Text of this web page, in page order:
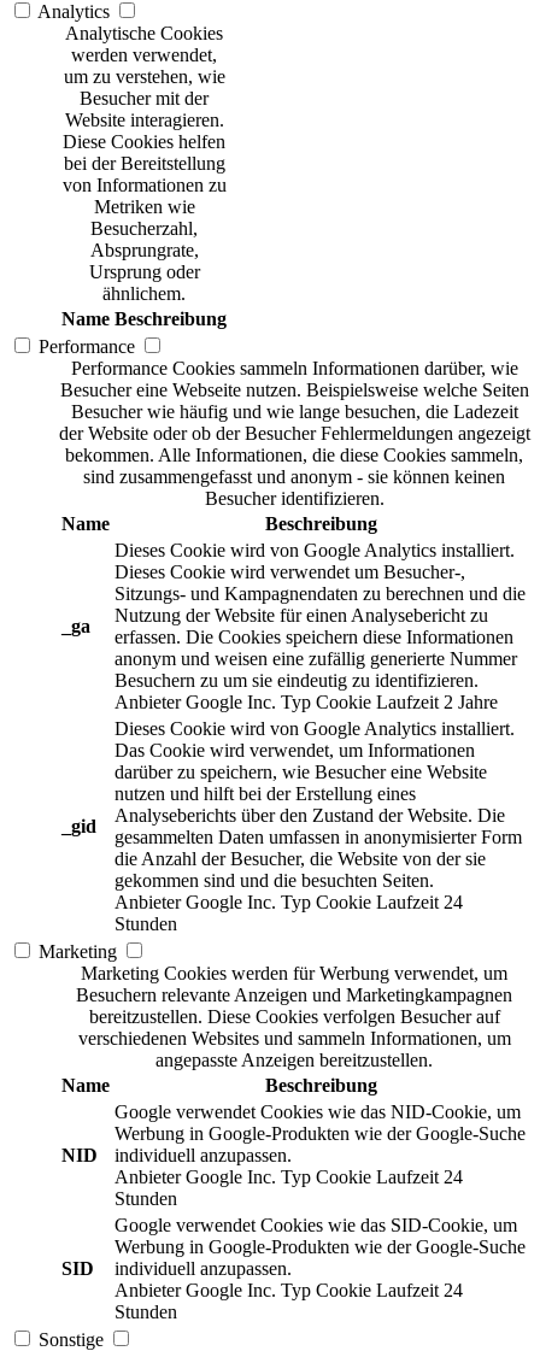
Analytics
Analytische Cookies
werden verwendet,
um zu verstehen, wie
Besucher mit der
Website interagieren.
Diese Cookies helfen
bei der Bereitstellung
von Informationen zu
Metriken wie
Besucherzahl,
Absprungrate,
Ursprung oder
ähnlichem.
Name Beschreibung
Performance
Performance Cookies sammeln Informationen darüber, wie
Besucher eine Webseite nutzen. Beispielsweise welche Seiten
Besucher wie häufig und wie lange besuchen, die Ladezeit
der Website oder ob der Besucher Fehlermeldungen angezeigt
bekommen. Alle Informationen, die diese Cookies sammeln,
sind zusammengefasst und anonym - sie können keinen
Besucher identifizieren.
Name
Beschreibung
_ga
Dieses Cookie wird von Google Analytics installiert.
Dieses Cookie wird verwendet um Besucher-,
Sitzungs- und Kampagnendaten zu berechnen und die
Nutzung der Website für einen Analysebericht zu
erfassen. Die Cookies speichern diese Informationen
anonym und weisen eine zufällig generierte Nummer
Besuchern zu um sie eindeutig zu identifizieren.
Anbieter Google Inc. Typ Cookie Laufzeit 2 Jahre
_gid
Dieses Cookie wird von Google Analytics installiert.
Das Cookie wird verwendet, um Informationen
darüber zu speichern, wie Besucher eine Website
nutzen und hilft bei der Erstellung eines
Analyseberichts über den Zustand der Website. Die
gesammelten Daten umfassen in anonymisierter Form
die Anzahl der Besucher, die Website von der sie
gekommen sind und die besuchten Seiten.
Anbieter Google Inc. Typ Cookie Laufzeit 24
Stunden
Marketing
Marketing Cookies werden für Werbung verwendet, um
Besuchern relevante Anzeigen und Marketingkampagnen
bereitzustellen. Diese Cookies verfolgen Besucher auf
verschiedenen Websites und sammeln Informationen, um
angepasste Anzeigen bereitzustellen.
Name
Beschreibung
NID
Google verwendet Cookies wie das NID-Cookie, um
Werbung in Google-Produkten wie der Google-Suche
individuell anzupassen.
Anbieter Google Inc. Typ Cookie Laufzeit 24
Stunden
SID
Google verwendet Cookies wie das SID-Cookie, um
Werbung in Google-Produkten wie der Google-Suche
individuell anzupassen.
Anbieter Google Inc. Typ Cookie Laufzeit 24
Stunden
Sonstige